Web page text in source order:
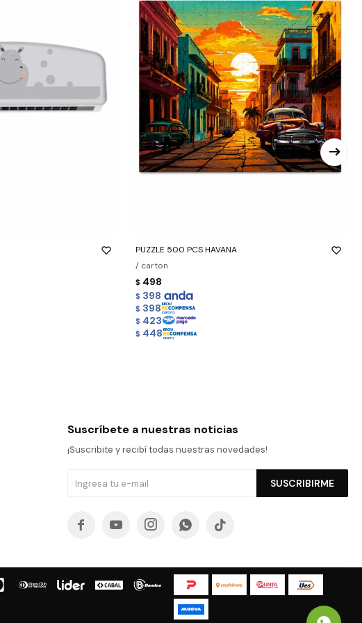
PUZZLE 500 PCS HAVANA
/ carton
$ 498
$ 398
$ 398
$ 423
$ 448
Suscríbete a nuestras noticias
¡Suscribite y recibí todas nuestras novedades!
SUSCRIBIRME
    